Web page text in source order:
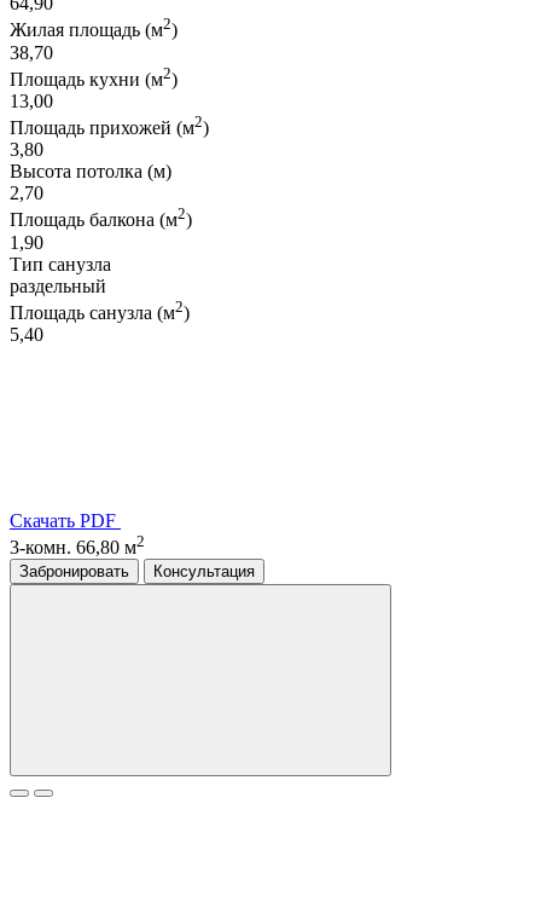
Жилая площадь (м2)
38,70
Площадь кухни (м2)
13,00
Площадь прихожей (м2)
3,80
Высота потолка (м)
2,70
Площадь балкона (м2)
1,90
Тип санузла
раздельный
Площадь санузла (м2)
5,40
Скачать PDF
3-комн. 66,80 м2
Забронировать
Консультация